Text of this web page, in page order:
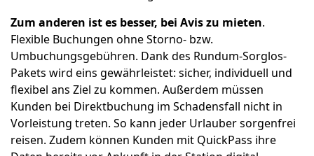
Zum anderen ist es besser, bei Avis zu mieten.
Flexible Buchungen ohne Storno- bzw.
Umbuchungsgebühren. Dank des Rundum-Sorglos-
Pakets wird eins gewährleistet: sicher, individuell und
flexibel ans Ziel zu kommen. Außerdem müssen
Kunden bei Direktbuchung im Schadensfall nicht in
Vorleistung treten. So kann jeder Urlauber sorgenfrei
reisen. Zudem können Kunden mit QuickPass ihre